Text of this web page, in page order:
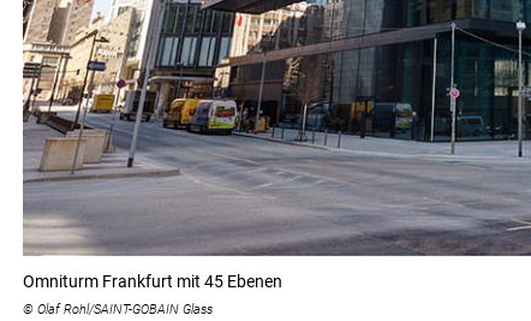
Omniturm Frankfurt mit 45 Ebenen
© Olaf Rohl/SAINT-GOBAIN Glass